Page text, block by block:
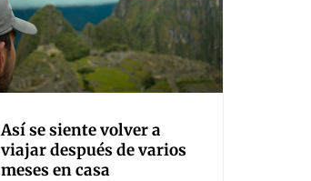
Así se siente volver a
viajar después de varios
meses en casa